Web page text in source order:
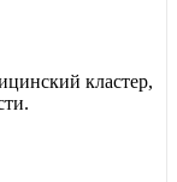
кластер,